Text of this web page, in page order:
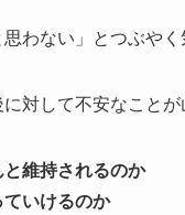
わない」とつぶや
対して不安なことが
維持されるのか
いけるのか